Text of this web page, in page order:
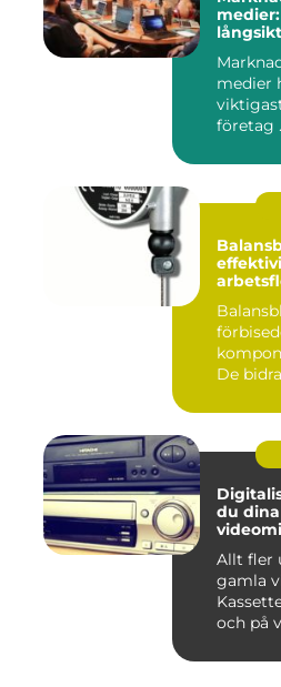
medier
företag
De
Digitalisera
du
Allt fler
gamla
och på